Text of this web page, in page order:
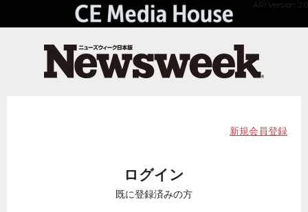
API Version 2.0
新規会員登録
ログイン
既に登録済みの方